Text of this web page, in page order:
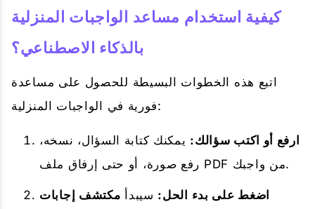
كيفية استخدام مساعد الواجبات المنزلية
بالذكاء الاصطناعي؟
اتبع هذه الخطوات البسيطة للحصول على مساعدة
فورية في الواجبات المنزلية:
ارفع أو اكتب سؤالك: يمكنك كتابة السؤال، نسخه،
رفع صورة، أو حتى إرفاق ملف PDF من واجبك.
اضغط على بدء الحل: سيبدأ مكتشف إجابات